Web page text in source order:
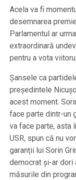
Acela va fi
desemnarea
Parlamentul ar
extraordinară
pentru a vota
Şansele ca
președintele
acest moment.
face parte dintr-un
va face parte, asta
USR, spun că nu
garanții lui Sorin
democrat și-ar dori
măsurile din